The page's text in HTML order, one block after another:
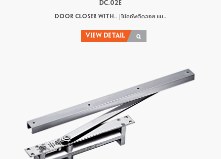
DC.02E
DOOR CLOSER WITH.. | โช้คอัพติดลอย แบ..
VIEW DETAIL